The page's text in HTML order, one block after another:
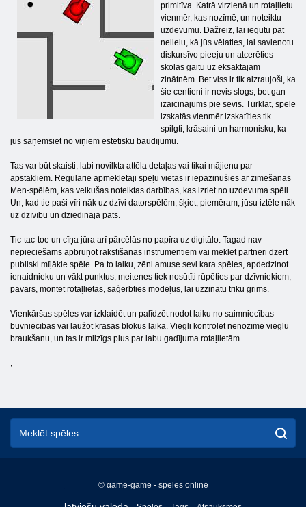
primitīva. Katrā virzienā un rotaļlietu
vienmēr, kas nozīmē, un noteiktu
uzdevumu. Dažreiz, lai iegūtu pat
nelielu, kā jūs vēlaties, lai savienotu
diskursīvo pieeju un atcerēties
skolas gaitu uz eksaktajām
zinātnēm. Bet viss ir tik aizraujoši, ka
šie centieni ir nevis slogs, bet gan
izaicinājums pie sevis. Turklāt, spēle
izskatās vienmēr izskatīties tik
spilgti, krāsaini un harmonisku, ka
jūs saņemsiet no viņiem estētisku baudījumu.
Tas var būt skaisti, labi novilkta attēla detaļas vai tikai mājienu par
apstākļiem. Regulārie apmeklētāji spēļu vietas ir iepazinušies ar zīmēšanas
Men-spēlēm, kas veikušas noteiktas darbības, kas izriet no uzdevuma spēli.
Un, kad tie paši vīri nāk uz dzīvi datorspēlēm, šķiet, piemēram, jūsu iztēle nāk
uz dzīvību un dziedināja pats.
Tic-tac-toe un cīņa jūra arī pārcēlās no papīra uz digitālo. Tagad nav
nepieciešams apbruņot rakstīšanas instrumentiem vai meklēt partneri dzert
publiski mīļākie spēle. Pa to laiku, zēni amuse sevi kara spēles, apdedzinot
ienaidnieku un vākt punktus, meitenes tiek nosūtīti rūpēties par dzīvniekiem,
pavārs, montēt rotaļlietas, saģērbties modeļus, lai uzzinātu triku grims.
Vienkāršas spēles var izklaidēt un palīdzēt nodot laiku no saimniecības
būvniecības vai laužot krāsas blokus laikā. Viegli kontrolēt nenozīmē vieglu
braukšanu, un tas ir milzīgs plus par labu gadījuma rotaļlietām.
,
© game-game - spēles online
English